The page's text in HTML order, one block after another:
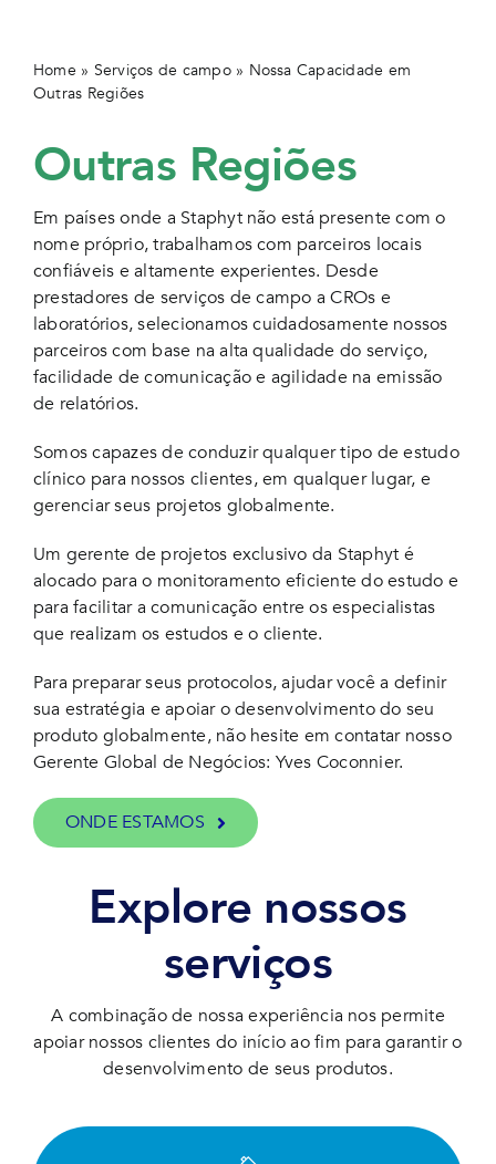
Home » Serviços de campo» Nossa Capacidade em
Outras Regiões
Outras Regiões
Em países onde a Staphyt não está presente com o
nome próprio, trabalhamos com parceiros locais
confiáveis ​​e altamente experientes. Desde
prestadores de serviços de campo a CROs e
laboratórios, selecionamos cuidadosamente nossos
parceiros com base na alta qualidade do serviço,
facilidade de comunicação e agilidade na emissão
de relatórios.
Somos capazes de conduzir qualquer tipo de estudo
clínico para nossos clientes, em qualquer lugar, e
gerenciar seus projetos globalmente.
Um gerente de projetos exclusivo da Staphyt é
alocado para o monitoramento eficiente do estudo e
para facilitar a comunicação entre os especialistas
que realizam os estudos e o cliente.
Para preparar seus protocolos, ajudar você a definir
sua estratégia e apoiar o desenvolvimento do seu
produto globalmente, não hesite em contatar nosso
Gerente Global de Negócios: Yves Coconnier.
ONDE ESTAMOS
Explore nossos
serviços
A combinação de nossa experiência nos permite
apoiar nossos clientes do início ao fim para garantir o
desenvolvimento de seus produtos.